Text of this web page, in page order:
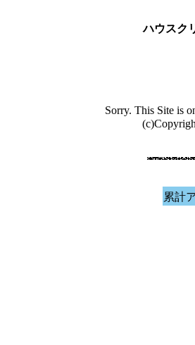
ハウスク
Sorry. This Site is
累計